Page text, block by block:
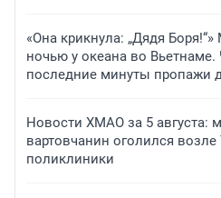
«Она крикнула: „Дядя
ночью у океана во
последние минуты пропажи
Новости ХМАО за 5 августа:
вартовчанин оголился
поликлиники